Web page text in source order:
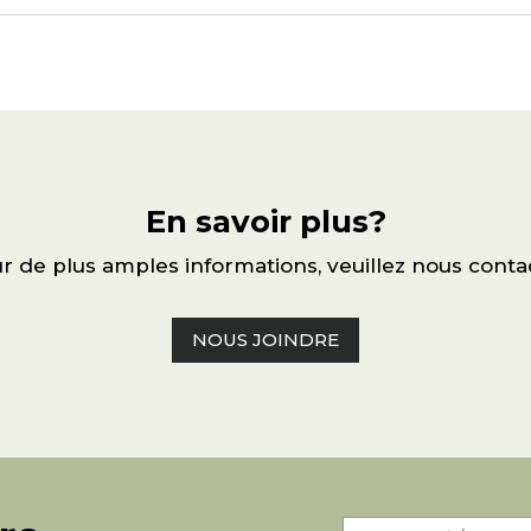
En savoir plus?
de plus amples informations, veuillez nous
NOUS JOINDRE